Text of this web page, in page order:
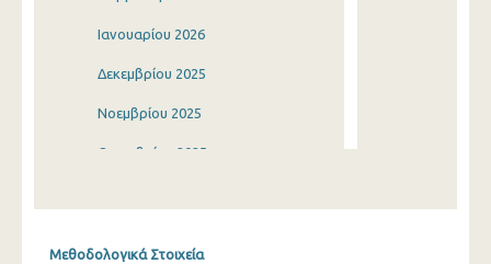
Ιανουαρίου 2026
Δεκεμβρίου 2025
Νοεμβρίου 2025
Οκτωβρίου 2025
Μεθοδολογικά Στοιχεία